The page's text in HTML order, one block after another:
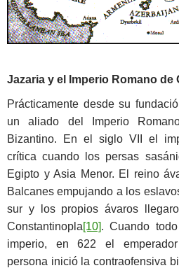
Jazaria y el Imperio Romano de
Prácticamente desde su
un aliado del Imperio
Bizantino. En el siglo VII el
crítica cuando los persas
Egipto y Asia Menor. El reino
Balcanes empujando a los
sur y los propios ávaros
Constantinopla[10]. Cuando
imperio, en 622 el
persona inició la contraofensiva